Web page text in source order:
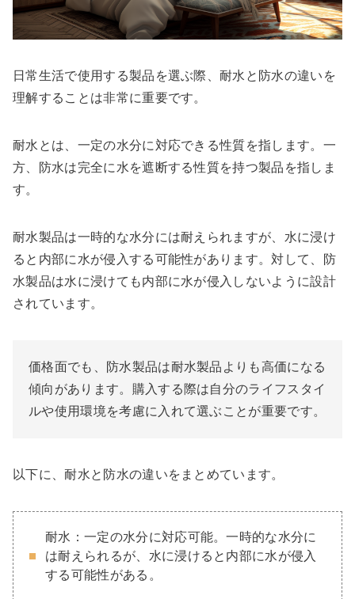
日常生活で使用する製品を選ぶ際、耐水と防水の違いを
理解することは非常に重要です。
耐水とは、一定の水分に対応できる性質を指します。一
方、防水は完全に水を遮断する性質を持つ製品を指しま
す。
耐水製品は一時的な水分には耐えられますが、水に浸け
ると内部に水が侵入する可能性があります。対して、防
水製品は水に浸けても内部に水が侵入しないように設計
されています。
価格面でも、防水製品は耐水製品よりも高価になる
傾向があります。購入する際は自分のライフスタイ
ルや使用環境を考慮に入れて選ぶことが重要です。
以下に、耐水と防水の違いをまとめています。
耐水：一定の水分に対応可能。一時的な水分に
は耐えられるが、水に浸けると内部に水が侵入
する可能性がある。